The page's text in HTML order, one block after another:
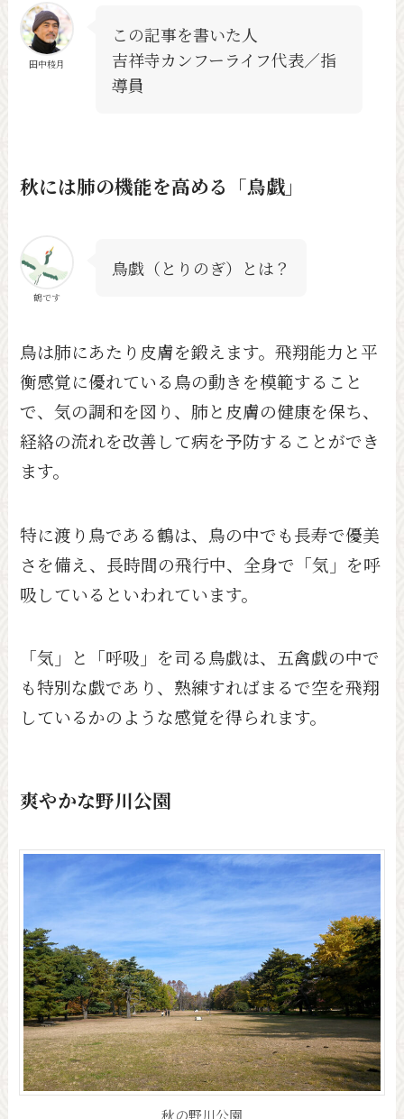
田中稜月
この記事を書いた人
吉祥寺カンフーライフ代表／指
導員
秋には肺の機能を高める「鳥戯」
鶴です
鳥戯（とりのぎ）とは？
鳥は肺にあたり皮膚を鍛えます。飛翔能力と平
衡感覚に優れている鳥の動きを模範すること
で、気の調和を図り、肺と皮膚の健康を保ち、
経絡の流れを改善して病を予防することができ
ます。
特に渡り鳥である鶴は、鳥の中でも長寿で優美
さを備え、長時間の飛行中、全身で「気」を呼
吸しているといわれています。
「気」と「呼吸」を司る鳥戯は、五禽戯の中で
も特別な戯であり、熟練すればまるで空を飛翔
しているかのような感覚を得られます。
爽やかな野川公園
秋の野川公園